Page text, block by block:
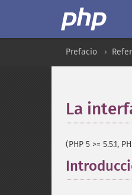
Prefacio
La
(PHP 5 >= 5.5.1,